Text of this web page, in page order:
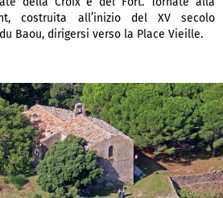
costruita all’inizio del XV secolo
Baou, dirigersi verso la Place Vieille.